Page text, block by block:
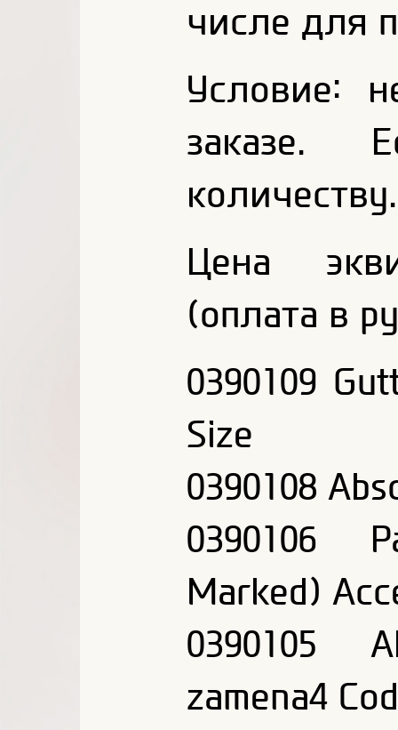
числе для
Условие:
заказе.
количеству.
Цена
(оплата в
0390109
Size
0390108
0390106
Marked)
0390105
zamena4